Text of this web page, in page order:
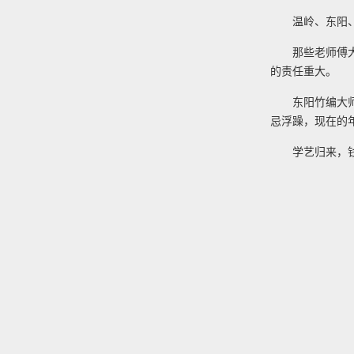
温岭、东阳
那些老师傅
的责任重大。
东阳竹编大
忌浮躁，现在的
学艺归来，